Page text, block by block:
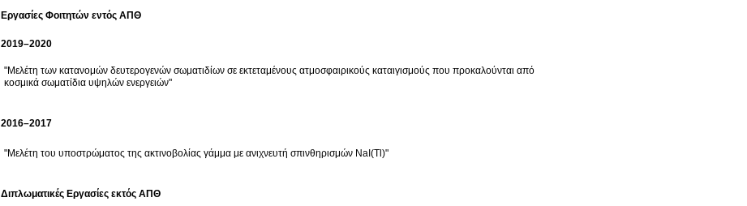
Εργασίες Φοιτητών εντός ΑΠΘ
2019–2020
"Μελέτη των κατανομών δευτερογενών σωματιδίων σε εκτεταμένους ατμοσφαιρικούς καταιγισμούς που προκαλούνται από
κοσμικά σωματίδια υψηλών ενεργειών"
2016–2017
"Μελέτη του υποστρώματος της ακτινοβολίας γάμμα με ανιχνευτή σπινθηρισμών NaI(Tl)"
Διπλωματικές Εργασίες εκτός ΑΠΘ